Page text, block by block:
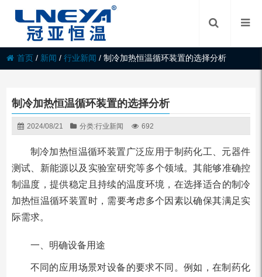
首页 / 新闻 /行业新闻 /制冷加热恒温循环装置的选择分析
制冷加热恒温循环装置的选择分析
2024/08/21 分类:行业新闻 692
制冷加热恒温循环装置广泛应用于制药化工、元器件
测试、新能源以及实验室研究等多个领域。其能够准确控
制温度，提供稳定且持续的温度环境，在选择适合的制冷
加热恒温循环装置时，需要考虑多个因素以确保其满足实
际需求。
一、明确设备用途
不同的应用场景对设备的要求不同。例如，在制药化